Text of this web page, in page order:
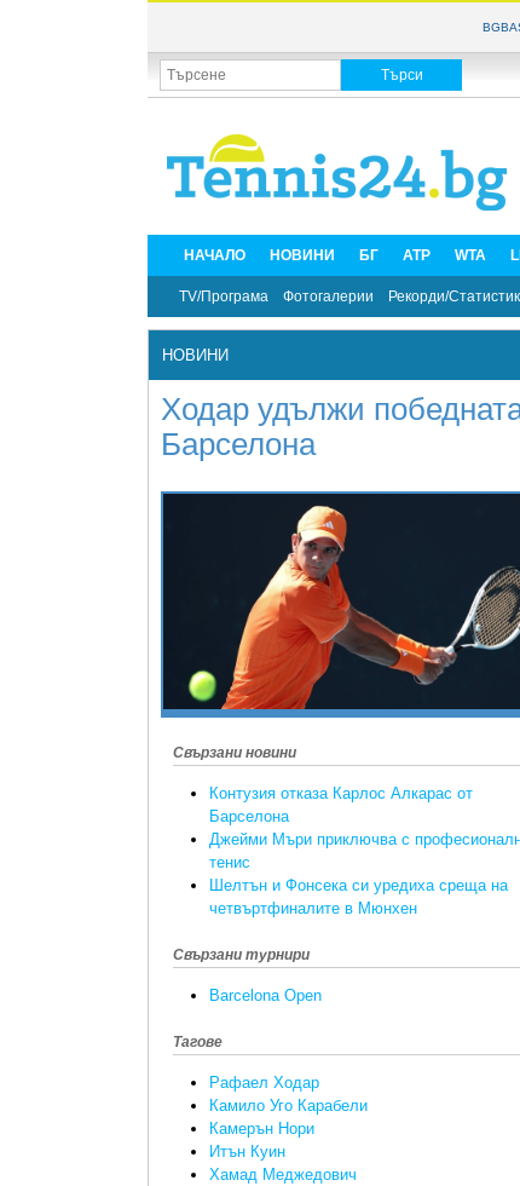
НАЧАЛО НОВИНИ БГ ATP WTA
TV/Програма Фотогалерии Рекорди/
НОВИНИ
Ходар удължи
Барселона
Свързани новини
Контузия отказа Карлос Алкарас от
Барселона
Джейми Мъри приключва с
тенис
Шелтън и Фонсека си уредиха среща на
четвъртфиналите в Мюнхен
Свързани турнири
Barcelona Open
Тагове
Рафаел Ходар
Камило Уго Карабели
Камерън Нори
Итън Куин
Хамад Меджедович